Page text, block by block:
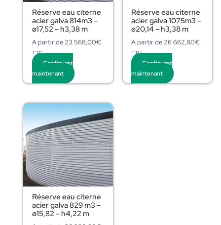
Réserve eau citerne
acier galva 814m3 –
ø17,52 – h3,38 m
A partir de 23 568,00€
TTC
Configurez
maintenant
Réserve eau citerne
acier galva 1075m3 –
ø20,14 – h3,38 m
A partir de 26 662,80€
TTC
Configurez
maintenant
Réserve eau citerne
acier galva 829 m3 –
ø15,82 – h4,22 m